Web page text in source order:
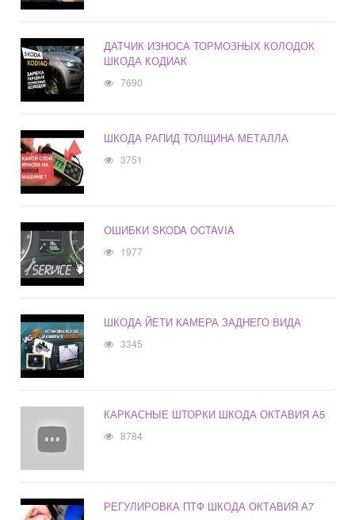
ДАТЧИК ИЗНОСА ТОРМОЗНЫХ КОЛОДОК
ШКОДА КОДИАК
7690
ШКОДА РАПИД ТОЛЩИНА МЕТАЛЛА
3751
ОШИБКИ SKODA OCTAVIA
1977
ШКОДА ЙЕТИ КАМЕРА ЗАДНЕГО ВИДА
3345
КАРКАСНЫЕ ШТОРКИ ШКОДА ОКТАВИЯ А5
8784
РЕГУЛИРОВКА ПТФ ШКОДА ОКТАВИЯ А7